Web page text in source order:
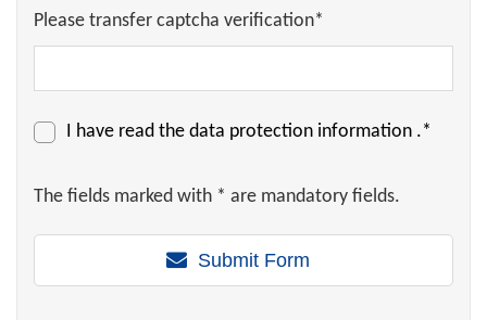
Please transfer captcha verification*
I have read the data protection information .*
The fields marked with * are mandatory fields.
Submit Form